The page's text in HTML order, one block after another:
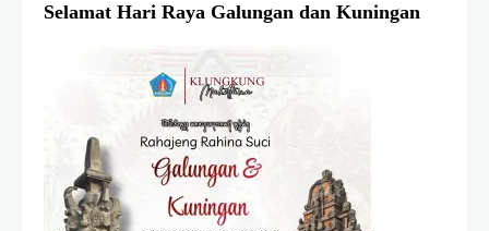
Selamat Hari Raya Galungan dan Kuningan